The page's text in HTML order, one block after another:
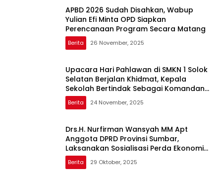
APBD 2026 Sudah Disahkan, Wabup
Yulian Efi Minta OPD Siapkan
Perencanaan Program Secara Matang
Berita 26 November, 2025
Upacara Hari Pahlawan di SMKN 1 Solok
Selatan Berjalan Khidmat, Kepala
Sekolah Bertindak Sebagai Komandan
Upacara
Berita 24 November, 2025
Drs.H. Nurfirman Wansyah MM Apt
Anggota DPRD Provinsi Sumbar,
Laksanakan Sosialisasi Perda Ekonomi
Kreatif di Darul Ulum Bangun Rejo Sangir
Berita 29 Oktober, 2025